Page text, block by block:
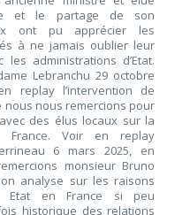
et le partage de son
ont pu apprécier les
à ne jamais oublier leur
administrations d’Etat.
Lebranchu 29 octobre
replay l’intervention de
nous nous remercions pour
des élus locaux sur la
Voir en replay
6 mars 2025, en
monsieur Bruno
analyse sur les raisons
Etat en France si peu
historique des relations